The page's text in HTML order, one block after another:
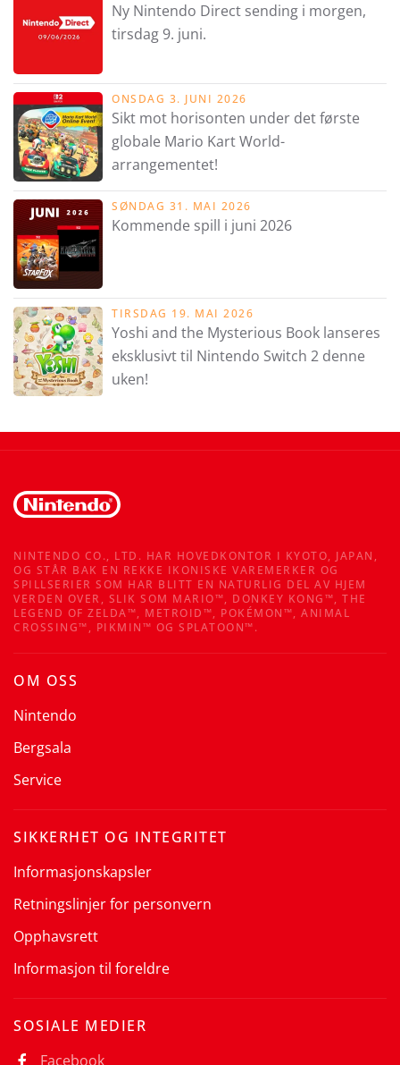
Ny Nintendo Direct sending i morgen,
tirsdag 9. juni.
ONSDAG 3. JUNI 2026
Sikt mot horisonten under det første
globale Mario Kart World-
arrangementet!
SØNDAG 31. MAI 2026
Kommende spill i juni 2026
TIRSDAG 19. MAI 2026
Yoshi and the Mysterious Book lanseres
eksklusivt til Nintendo Switch 2 denne
uken!
NINTENDO CO., LTD. HAR HOVEDKONTOR I KYOTO, JAPAN,
OG STÅR BAK EN REKKE IKONISKE VAREMERKER OG
SPILLSERIER SOM HAR BLITT EN NATURLIG DEL AV HJEM
VERDEN OVER, SLIK SOM MARIO™, DONKEY KONG™, THE
LEGEND OF ZELDA™, METROID™, POKÉMON™, ANIMAL
CROSSING™, PIKMIN™ OG SPLATOON™.
OM OSS
Nintendo
Bergsala
Service
SIKKERHET OG INTEGRITET
Informasjonskapsler
Retningslinjer for personvern
Opphavsrett
Informasjon til foreldre
SOSIALE MEDIER
Facebook